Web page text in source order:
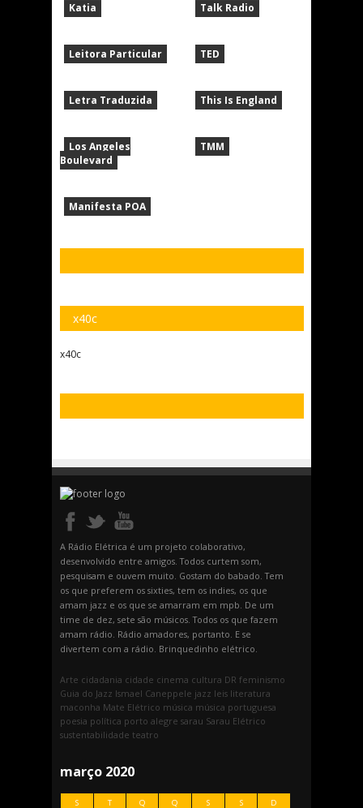
Katia
Leitora Particular
Letra Traduzida
Los Angeles
Boulevard
Manifesta POA
Talk Radio
TED
This Is England
TMM
x40c
x40c
A Rádio Elétrica é um projeto colaborativo,
desenvolvido entre amigos. Todos curtem som,
pesquisam e ouvem muito. Gostam do babado. Tem
os que preferem os sixties, tem os indies, os que
amam jazz e os que se amarram em mpb. De um
time de dez, sete são músicos. Todos os que fazem
amam rádio. Rádio amadores, portanto. E se
divertem com a rádio. Brinquedinho elétrico.
Arte cidadania cidade cinema cultura DR feminismo
Guia do Jazz Ismael Caneppele jazz leis literatura
maconha Mate Elétrico música música portuguesa
poesia política porto alegre sarau Sarau Elétrico
sustentabilidade teatro
março 2020
S T Q Q S S D